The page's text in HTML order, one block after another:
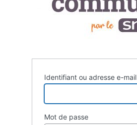
Identifiant ou adresse e-mail
Mot de passe